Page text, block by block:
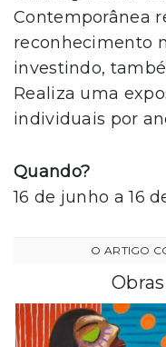
Contemporânea
reconhecimento
investindo,
Realiza uma
individuais por
Quando?
16 de junho a 16